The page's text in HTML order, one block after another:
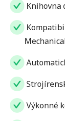
Knihovna
Výkonné